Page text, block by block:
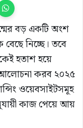
বড় একটি অংশ
নিচ্ছে। তবে
হতাশ হয়ে
করব ২০২৫
ওয়েবসাইটসমূহ
কাজ পেয়ে আয়